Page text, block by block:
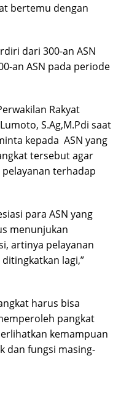
bertemu dengan
dari 300-an ASN
an ASN pada periode
Rakyat
S.Ag,M.Pdi saat
kepada ASN yang
tersebut agar
terhadap
para ASN yang
menunjukan
artinya pelayanan
lagi,”
harus bisa
pangkat
kemampuan
dan fungsi masing-